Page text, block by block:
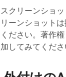
スクリーンショ
リーンショット
ください。著作
加してみてくださ